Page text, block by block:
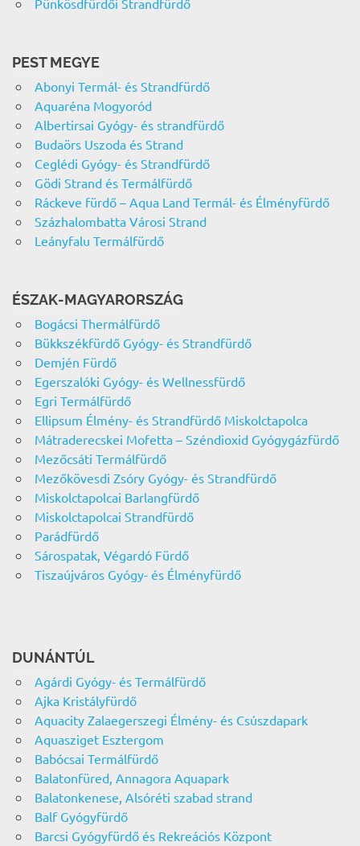
Pünkösdfürdői Strandfürdő
PEST MEGYE
Abonyi Termál- és Strandfürdő
Aquaréna Mogyoród
Albertirsai Gyógy- és strandfürdő
Budaörs Uszoda és Strand
Ceglédi Gyógy- és Strandfürdő
Gödi Strand és Termálfürdő
Ráckeve fürdő – Aqua Land Termál- és Élményfürdő
Százhalombatta Városi Strand
Leányfalu Termálfürdő
ÉSZAK-MAGYARORSZÁG
Bogácsi Thermálfürdő
Bükkszékfürdő Gyógy- és Strandfürdő
Demjén Fürdő
Egerszalóki Gyógy- és Wellnessfürdő
Egri Termálfürdő
Ellipsum Élmény- és Strandfürdő Miskolctapolca
Mátraderecskei Mofetta – Széndioxid Gyógygázfürdő
Mezőcsáti Termálfürdő
Mezőkövesdi Zsóry Gyógy- és Strandfürdő
Miskolctapolcai Barlangfürdő
Miskolctapolcai Strandfürdő
Parádfürdő
Sárospatak, Végardó Fürdő
Tiszaújváros Gyógy- és Élményfürdő
DUNÁNTÚL
Agárdi Gyógy- és Termálfürdő
Ajka Kristályfürdő
Aquacity Zalaegerszegi Élmény- és Csúszdapark
Aquasziget Esztergom
Babócsai Termálfürdő
Balatonfüred, Annagora Aquapark
Balatonkenese, Alsóréti szabad strand
Balf Gyógyfürdő
Barcsi Gyógyfürdő és Rekreációs Központ